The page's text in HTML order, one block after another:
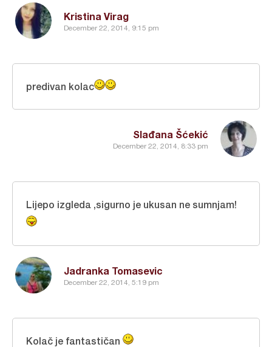
Kristina Virag
December 22, 2014, 9:15 pm
Slađana Šćekić
December 22, 2014, 8:33 pm
predivan kolac
Jadranka Tomasevic
December 22, 2014, 5:19 pm
Lijepo izgleda ,sigurno je ukusan ne sumnjam!
Kolač je fantastičan